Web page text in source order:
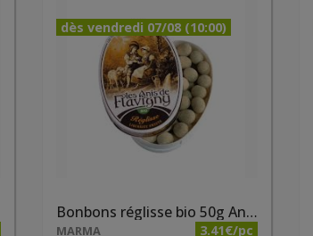
dès vendredi 07/08 (10:00)
Bonbons réglisse bio 50g Anis de Flavigny
MARMA 3.41€/pc